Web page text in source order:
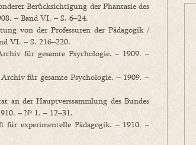
Berücksichtigung der Phantasie des
– Band VI. – S. 6–24.
von der Professuren der Pädagogik /
VI. – S. 216–220.
für gesamte Psychologie. – 1909. –
für gesamte Psychologie. – 1909. –
an der Hauptverssammlung des Bundes
– № 1. – 12–31.
experimentelle Pädagogik. – 1910. –